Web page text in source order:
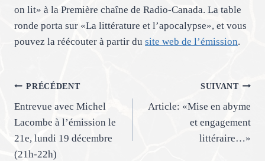
on lit» à la Première chaîne de Radio-Canada. La table
ronde porta sur «La littérature et l’apocalypse», et vous
pouvez la réécouter à partir du site web de l’émission.
Navigation
de
l’article
PRÉCÉDENT
Entrevue avec Michel
Lacombe à l’émission le
21e, lundi 19 décembre
(21h-22h)
SUIVANT
Article: «Mise en abyme
et engagement
littéraire…»